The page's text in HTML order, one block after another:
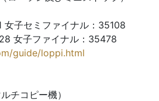
子セミファイナル：35108
子ファイナル：35478
guide/loppi.html
コピー機）